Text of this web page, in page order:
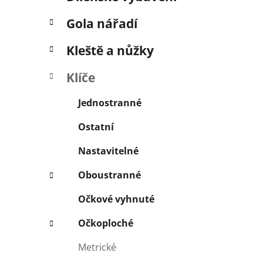
p
n
l
Gola nářadí
Kleště a nůžky
Klíče
Jednostranné
Ostatní
Nastavitelné
Oboustranné
Očkové vyhnuté
Očkoploché
Metrické